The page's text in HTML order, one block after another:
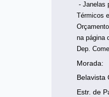
- Janelas
Térmicos
na página
Dep.
Morada:
Belavista
Estr. de